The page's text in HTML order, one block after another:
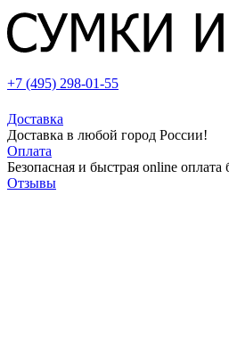
+7 (495) 298-01-55
Доставка
Доставка в любой город России!
Оплата
Безопасная и быстрая online
Отзывы